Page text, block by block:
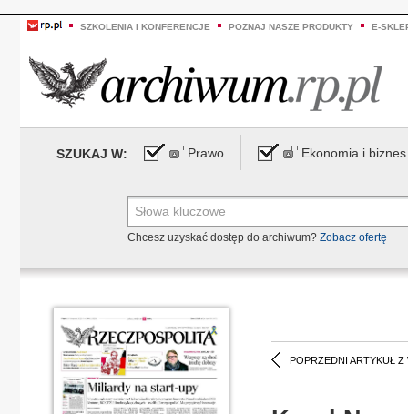
SZKOLENIA I KONFERENCJE POZNAJ NASZE PRODUKTY E-
SZUKAJ W: Prawo Ekonomia i biznes
Chcesz uzyskać dostęp do archiwum? Zobacz ofertę
POPRZEDNI ARTYKUŁ Z